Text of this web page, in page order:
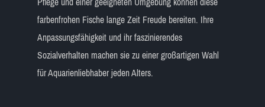
farbenfrohen Fische lange Zeit Freude bereiten. Ihre
Anpassungsfähigkeit und ihr faszinierendes
Sozialverhalten machen sie zu einer großartigen Wahl
für Aquarienliebhaber jeden Alters.